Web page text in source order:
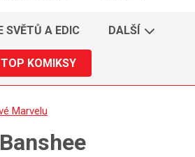
SVĚTŮ A EDIC DALŠÍ
TOP KOMIKSY
Marvelu